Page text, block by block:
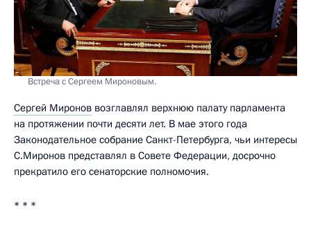
Встреча с Сергеем Мироновым.
Сергей Миронов возглавлял верхнюю палату парламента
на протяжении почти десяти лет. В мае этого года
Законодательное собрание Санкт-Петербурга, чьи интересы
С.Миронов представлял в Совете Федерации, досрочно
прекратило его сенаторские полномочия.
* * *